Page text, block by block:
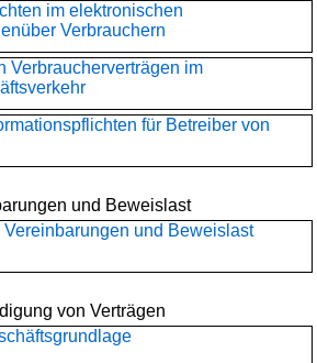
im elektronischen
Verbrauchern
Verbraucherverträgen im
für Betreiber von
und Beweislast
und Beweislast
von Verträgen